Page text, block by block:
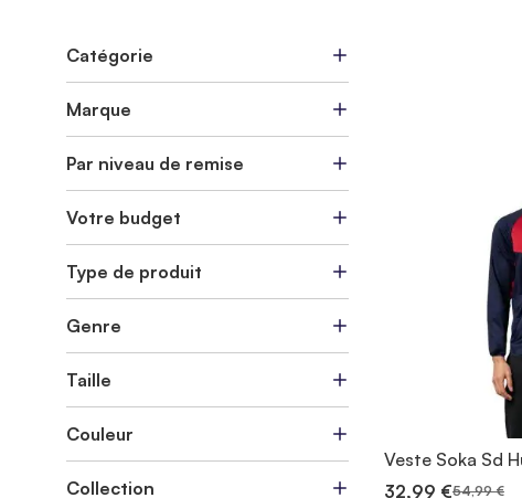
Veste Soka Sd
32,99 €54,99 €
Catégorie
Marque
Par niveau de remise
Votre budget
Type de produit
Genre
Taille
Couleur
Collection